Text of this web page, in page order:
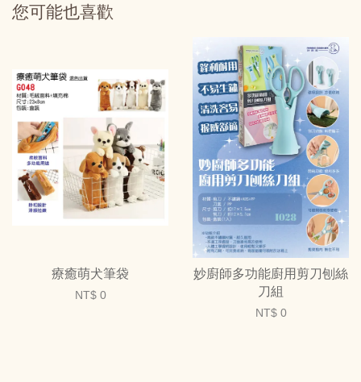
您可能也喜歡
療癒萌犬筆袋
NT$ 0
妙廚師多功能廚用剪刀刨絲
刀組
NT$ 0